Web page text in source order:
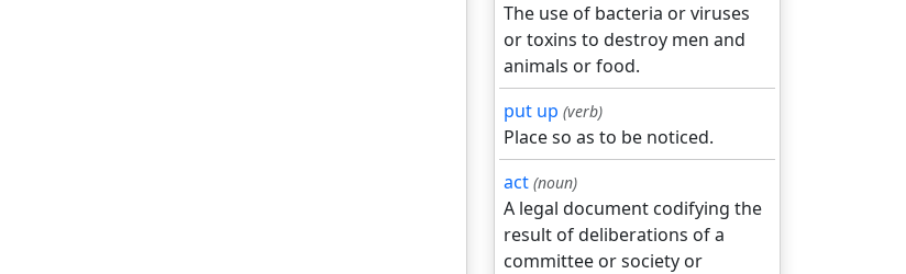
The use of bacteria or viruses
or toxins to destroy men and
animals or food.
put up (verb)
Place so as to be noticed.
act (noun)
A legal document codifying the
result of deliberations of a
committee or society or